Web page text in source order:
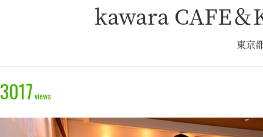
kawara CAFE＆
東京
3017views